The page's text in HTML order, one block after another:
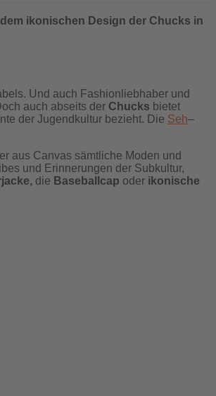
ikonischen Design der Chucks in
Und auch Fashionliebhaber und
auch abseits der Chucks bietet
der Jugendkultur bezieht. Die Seh–
aus Canvas sämtliche Moden und
und Erinnerungen der Subkultur,
die Baseballcap oder ikonische